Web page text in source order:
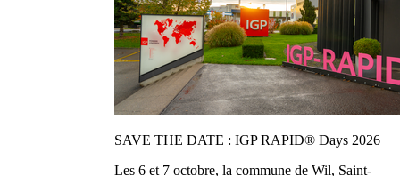
SAVE THE DATE : IGP RAPID® Days 2026
Les 6 et 7 octobre, la commune de Wil, Saint-